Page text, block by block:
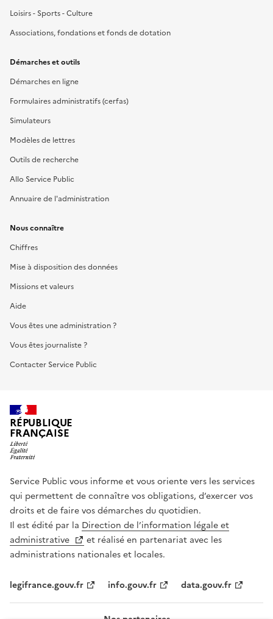
Loisirs - Sports - Culture
Associations, fondations et fonds de dotation
Démarches et outils
Démarches en ligne
Formulaires administratifs (cerfas)
Simulateurs
Modèles de lettres
Outils de recherche
Allo Service Public
Annuaire de l'administration
Nous connaître
Chiffres
Mise à disposition des données
Missions et valeurs
Aide
Vous êtes une administration ?
Vous êtes journaliste ?
Contacter Service Public
RÉPUBLIQUE
FRANÇAISE
Service Public vous informe et vous oriente vers les services
qui permettent de connaître vos obligations, d’exercer vos
droits et de faire vos démarches du quotidien.
Il est édité par la Direction de l’information légale et
administrative
et réalisé en partenariat avec les
administrations nationales et locales.
legifrance.gouv.fr info.gouv.fr data.gouv.fr